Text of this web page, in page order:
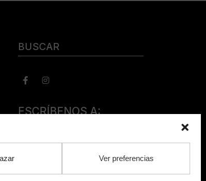
Ver preferencias
Buscar:
ESCRÍBENOS A: